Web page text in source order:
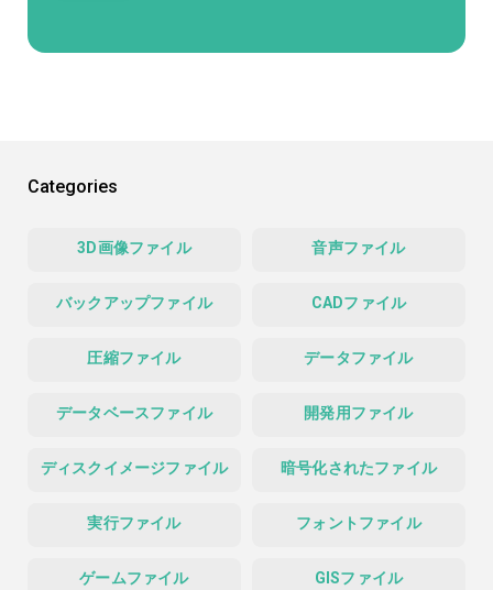
Categories
3D画像ファイル 音声ファイル
バックアップファイル CADファイル
圧縮ファイル データファイル
データベースファイル 開発用ファイル
ディスクイメージファイル 暗号化されたファイル
実行ファイル フォントファイル
ゲームファイル GISファイル